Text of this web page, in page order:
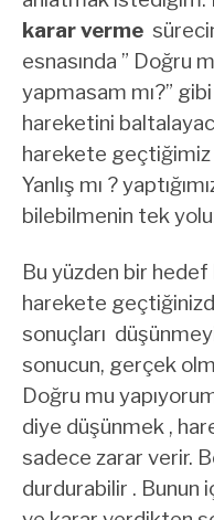
karar verme
esnasında ” Doğru
yapmasam mı?” gibi
hareketini
harekete geçtiğimiz
Yanlış mı ?
bilebilmenin tek
Bu yüzden bir
harekete
sonuçları
sonucun, gerçek
Doğru mu
diye düşünmek ,
sadece zarar verir.
durdurabilir . Bunun